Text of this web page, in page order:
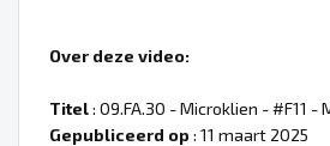
Over deze video:
Titel: 09.FA.30 - Microklien - #F11 -
Gepubliceerd op : 11 maart 2025